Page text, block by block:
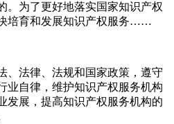
。为了更好地落实国家知识产权
培育和发展知识产权服务……
、法律、法规和国家政策，遵守
业自律，维护知识产权服务机构
发展，提高知识产权服务机构的